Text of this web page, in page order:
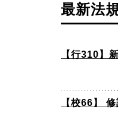
最新法
【行310】
【校66】